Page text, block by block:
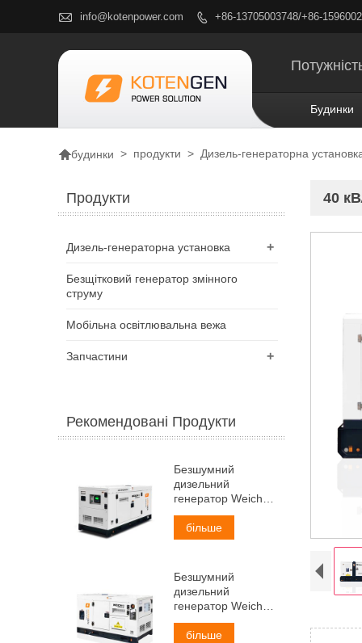
 info@kotenpower.com  +86-13705003748/+86-
Будинки
будинки > продукти > Дизель-генераторна
40
Продукти
+
Дизель-генераторна установка
Безщітковий генератор змінного
струму
Мобільна освітлювальна вежа
+
Запчастини
Рекомендовані Продукти
Безшумний
дизельний
генератор Weichai
потужністю 30 кВА
більше
Безшумний
дизельний
генератор Weichai
потужністю 38 кВА
більше